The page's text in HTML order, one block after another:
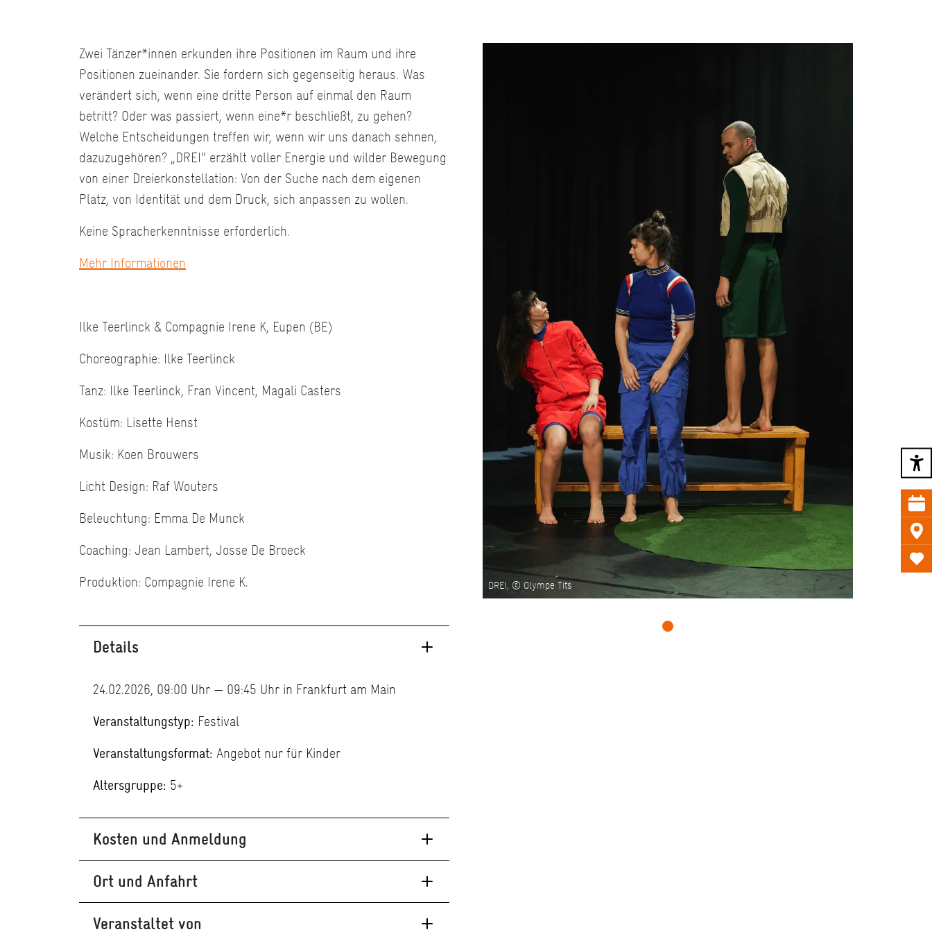
Zwei Tänzer*innen erkunden ihre Positionen im Raum und ihre
Positionen zueinander. Sie fordern sich gegenseitig heraus. Was
verändert sich, wenn eine dritte Person auf einmal den Raum
betritt? Oder was passiert, wenn eine*r beschließt, zu gehen?
Welche Entscheidungen treffen wir, wenn wir uns danach sehnen,
dazuzugehören? „DREI“ erzählt voller Energie und wilder Bewegung
von einer Dreierkonstellation: Von der Suche nach dem eigenen
Platz, von Identität und dem Druck, sich anpassen zu wollen.
Keine Spracherkenntnisse erforderlich.
Mehr Informationen
Ilke Teerlinck & Compagnie Irene K, Eupen (BE)
Choreographie: Ilke Teerlinck
Tanz: Ilke Teerlinck, Fran Vincent, Magali Casters
Kostüm: Lisette Henst
Musik: Koen Brouwers
Licht Design: Raf Wouters
Beleuchtung: Emma De Munck
Coaching: Jean Lambert, Josse De Broeck
Produktion: Compagnie Irene K.
Details
24.02.2026, 09:00 Uhr — 09:45 Uhr in Frankfurt am Main
Veranstaltungstyp: Festival
Veranstaltungsformat: Angebot nur für Kinder
Altersgruppe: 5+
Kosten und Anmeldung
Ort und Anfahrt
Veranstaltet von
DREI, © Olympe Tits